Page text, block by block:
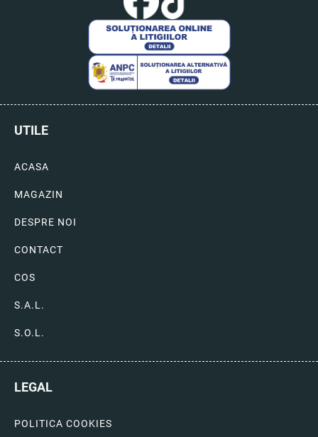
UTILE
ACASA
MAGAZIN
DESPRE NOI
CONTACT
COS
S.A.L.
S.O.L.
LEGAL
POLITICA COOKIES